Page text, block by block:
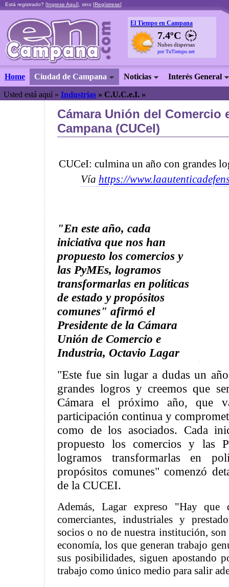
Está registrado? [Ingrese Aquí], sino [Regístrese]
El Tiempo en Campana
7.4ºC
Nubes dispersas
por TuTiempo.net
Home Ciudad de Campana Noticias Interés General
Usted está aquí » Industrias » C.U.C.e.I. »
Cámara Unión del Comercio
Campana (CUCeI)
CUCeI: culmina un año con grandes
Vía https://
"En este año, cada
iniciativa que nos han
propuesto los comercios y
las PyMEs, logramos
transformarlas en políticas
de estado y propósitos
comunes" afirmó el
Presidente de la Cámara
Unión de Comercio e
Industria, Octavio Lagar
"Este fue sin lugar a dudas un
grandes logros y creemos que
Cámara el próximo año, que
participación continua y
como de los asociados. Cada
propuesto los comercios y las
logramos transformarlas en
propósitos comunes" comenzó
de la CUCEI.
Además, Lagar expreso "Hay que
comerciantes, industriales y
socios o no de nuestra institución, son
economía, los que generan trabajo
sus posibilidades, siguen apostando
trabajo como único medio para salir